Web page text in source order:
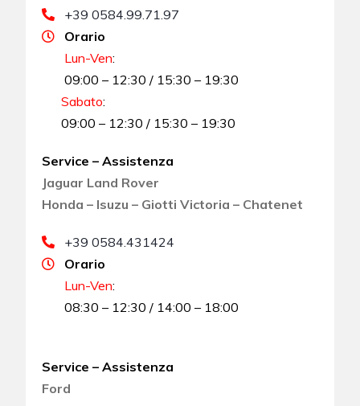
+39 0584.99.71.97
Orario
Lun-Ven:
09:00 – 12:30 / 15:30 – 19:30
Sabato:
09:00 – 12:30 / 15:30 – 19:30
Service – Assistenza
Jaguar Land Rover
Honda – Isuzu – Giotti Victoria – Chatenet
+39 0584.431424
Orario
Lun-Ven:
08:30 – 12:30 / 14:00 – 18:00
Service – Assistenza
Ford